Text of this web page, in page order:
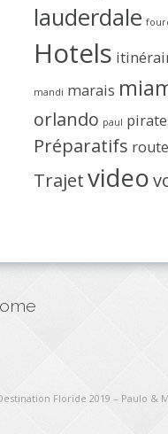
lauderdale
Hotels
mandi marais
orlando paul
Préparatifs route
Trajetvideo
Floride 2019 – Paulo &